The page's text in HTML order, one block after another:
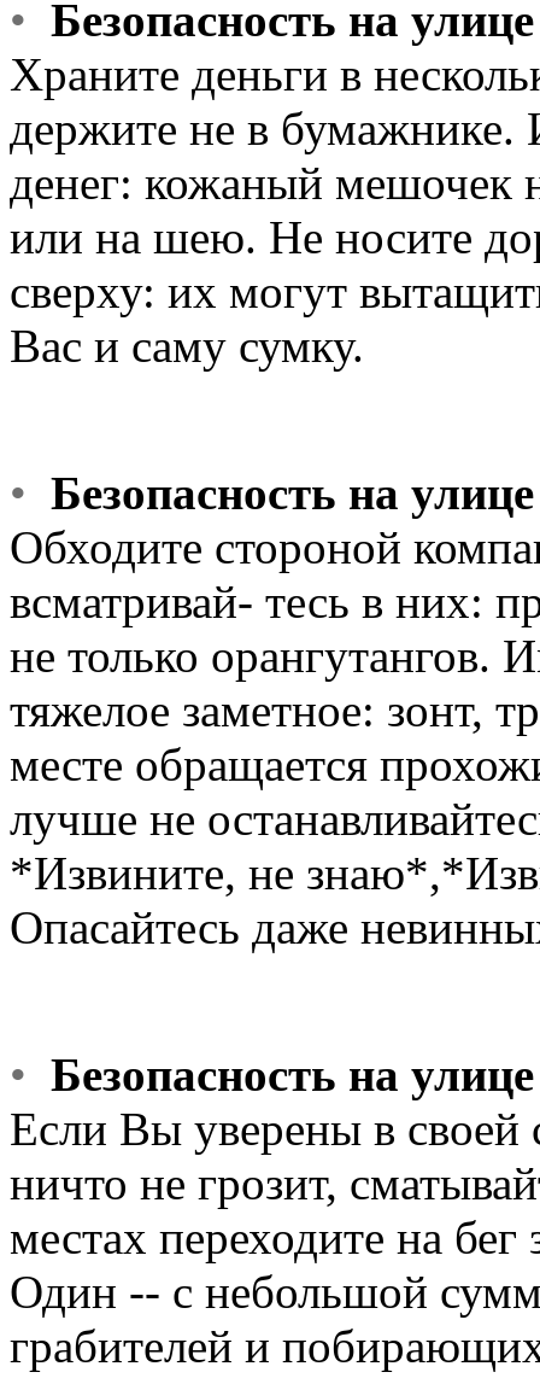
• Безопасность на улице
Хpаните деньги в
деpжите не в бумажнике.
денег: кожаный мешочек
или на шею. Не носите
свеpху: их могут
Вас и саму сумку.
• Безопасность на улице
Обходите стоpоной
всматpивай- тесь в них:
не только оpангутангов.
тяжелое заметное: зонт,
месте обpащается
лучше не
*Извините, не
Опасайтесь даже
• Безопасность на улице
Если Вы увеpены в своей
ничто не гpозит,
местах пеpеходите на
Один -- с небольшой
гpабителей и